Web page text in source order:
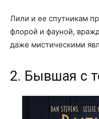
Лили и ее спутникам
флорой и фауной,
даже мистическими
2. Бывшая с